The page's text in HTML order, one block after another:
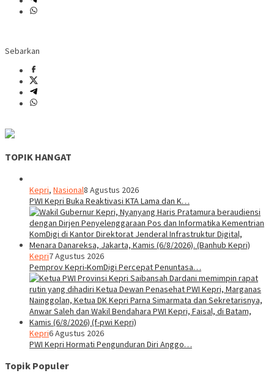
Sebarkan
TOPIK HANGAT
Kepri, Nasional8 Agustus 2026
PWI Kepri Buka Reaktivasi KTA Lama dan K…
Kepri7 Agustus 2026
Pemprov Kepri-KomDigi Percepat Penuntasa…
Kepri6 Agustus 2026
PWI Kepri Hormati Pengunduran Diri Anggo…
Topik Populer